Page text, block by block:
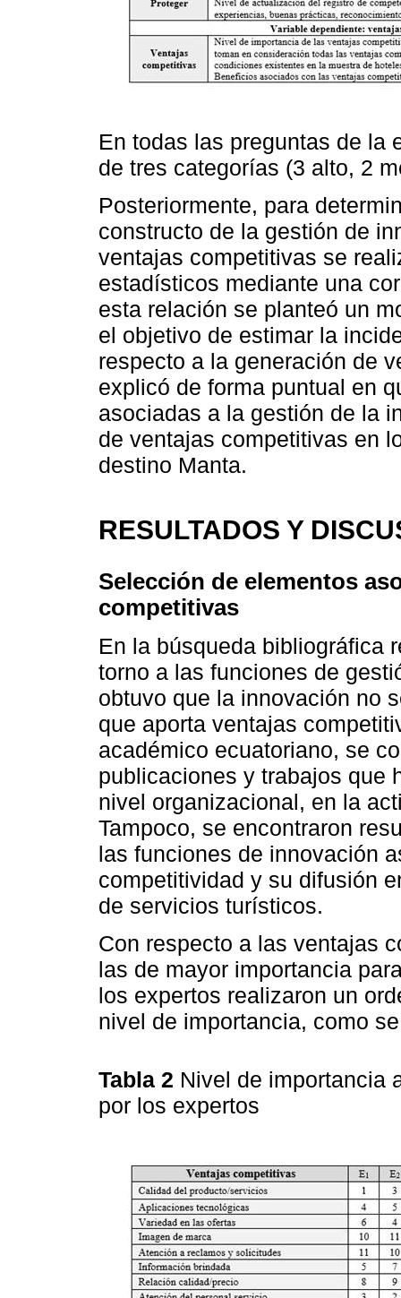
En todas las preguntas de la
de tres categorías (3 alto, 2
Posteriormente, para
constructo de la gestión de
ventajas competitivas se
estadísticos mediante una
esta relación se planteó un
el objetivo de estimar la
respecto a la generación de
explicó de forma puntual en
asociadas a la gestión de la
de ventajas competitivas en
destino Manta.
RESULTADOS Y
Selección de elementos
competitivas
En la búsqueda bibliográfica
torno a las funciones de
obtuvo que la innovación no
que aporta ventajas
académico ecuatoriano, se
publicaciones y trabajos que
nivel organizacional, en la
Tampoco, se encontraron
las funciones de innovación
competitividad y su difusión
de servicios turísticos.
Con respecto a las ventajas
las de mayor importancia
los expertos realizaron un
nivel de importancia, como
Tabla 2 Nivel de importancia
por los expertos